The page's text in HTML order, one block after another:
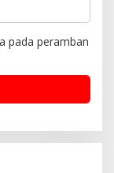
pada peramban